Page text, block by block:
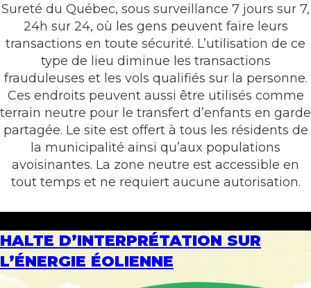
Sureté du Québec, sous surveillance 7 jours sur 7,
24h sur 24, où les gens peuvent faire leurs
transactions en toute sécurité. L’utilisation de ce
type de lieu diminue les transactions
frauduleuses et les vols qualifiés sur la personne.
Ces endroits peuvent aussi être utilisés comme
terrain neutre pour le transfert d’enfants en garde
partagée. Le site est offert à tous les résidents de
la municipalité ainsi qu’aux populations
avoisinantes. La zone neutre est accessible en
tout temps et ne requiert aucune autorisation.
HALTE D’INTERPRÉTATION SUR
L’ÉNERGIE ÉOLIENNE